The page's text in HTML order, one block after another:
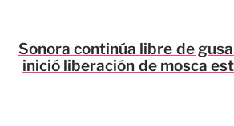
Sonora continúa libre de
inició liberación de mosca